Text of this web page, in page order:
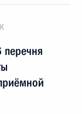
перечня